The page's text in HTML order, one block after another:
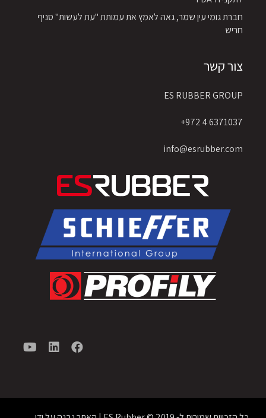
חברת גומי עין שמר, גאה לאמץ את עמותת "עת לעשות" סניף
חריש
צור קשר
ES RUBBER GROUP
6371037 4 972+
info@esrubber.com